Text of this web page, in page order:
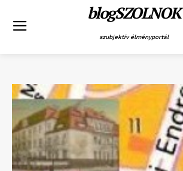
blogSZOLNOK
szubjektív élményportál